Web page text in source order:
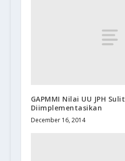
GAPMMI Nilai UU JPH Sulit
Diimplementasikan
December 16, 2014